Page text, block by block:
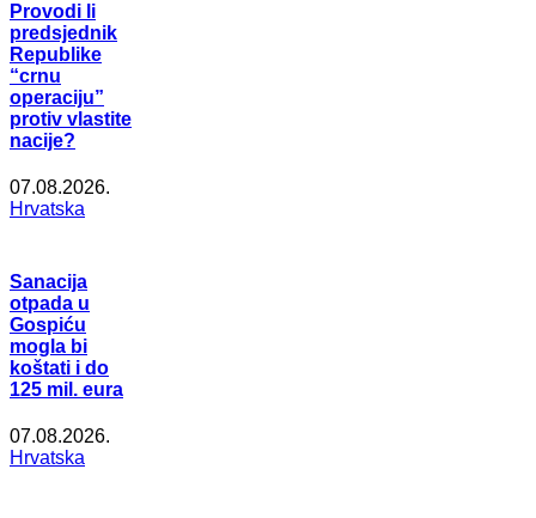
Provodi li
predsjednik
Republike
“crnu
operaciju”
protiv vlastite
nacije?
07.08.2026.
Hrvatska
Sanacija
otpada u
Gospiću
mogla bi
koštati i do
125 mil. eura
07.08.2026.
Hrvatska